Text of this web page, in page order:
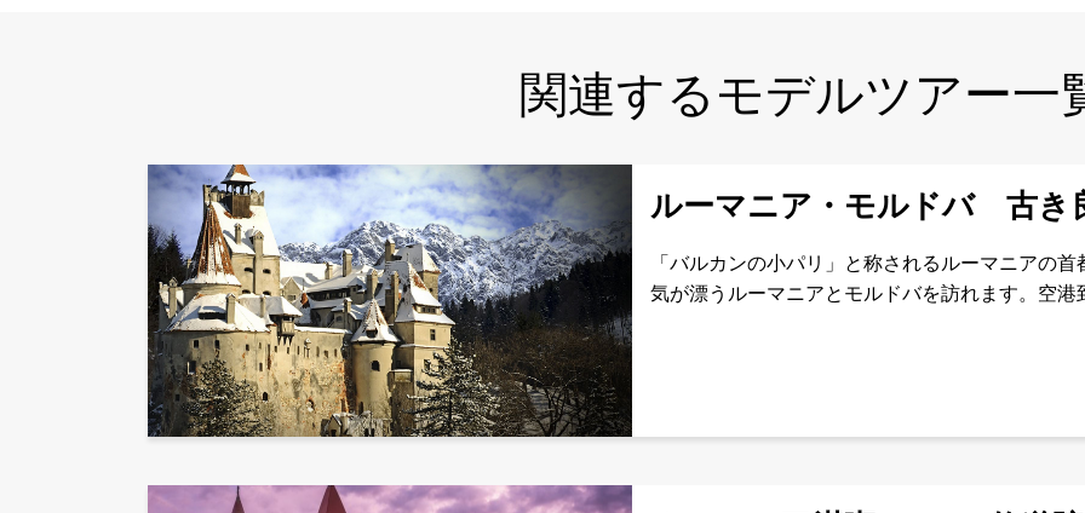
関連するモデルツアー一
ルーマニア・モルドバ 古
「バルカンの小パリ」と称されるルーマニアの
気が漂うルーマニアとモルドバを訪れます。空